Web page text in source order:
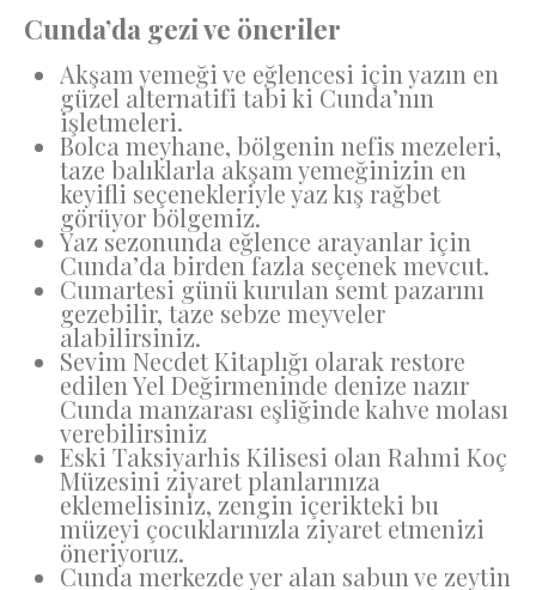
Cunda’da gezi ve öneriler
Akşam yemeği ve eğlencesi için yazın en
güzel alternatifi tabi ki Cunda’nın
işletmeleri.
Bolca meyhane, bölgenin nefis mezeleri,
taze balıklarla akşam yemeğinizin en
keyifli seçenekleriyle yaz kış rağbet
görüyor bölgemiz.
Yaz sezonunda eğlence arayanlar için
Cunda’da birden fazla seçenek mevcut.
Cumartesi günü kurulan semt pazarını
gezebilir, taze sebze meyveler
alabilirsiniz.
Sevim Necdet Kitaplığı olarak restore
edilen Yel Değirmeninde denize nazır
Cunda manzarası eşliğinde kahve molası
verebilirsiniz
Eski Taksiyarhis Kilisesi olan Rahmi Koç
Müzesini ziyaret planlarınıza
eklemelisiniz, zengin içerikteki bu
müzeyi çocuklarınızla ziyaret etmenizi
öneriyoruz.
Cunda merkezde yer alan sabun ve zeytin